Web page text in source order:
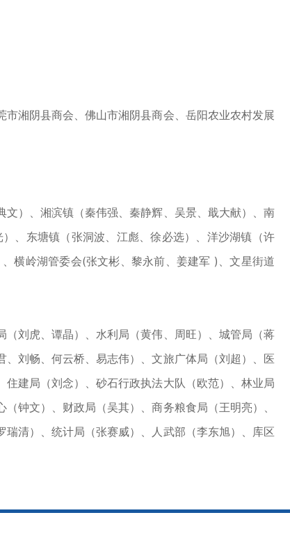
湘阴县商会、佛山市湘阴县商会、岳阳农业农村发展
）、湘滨镇（秦伟强、秦静辉、吴景、戢大献）、南
、东塘镇（张洞波、江彪、徐必选）、洋沙湖镇（许
横岭湖管委会(张文彬、黎永前、姜建军 )、文星街道
刘虎、谭晶）、水利局（黄伟、周旺）、城管局（蒋
刘畅、何云桥、易志伟）、文旅广体局（刘超）、医
建局（刘念）、砂石行政执法大队（欧范）、林业局
钟文）、财政局（吴其）、商务粮食局（王明亮）、
清）、统计局（张赛威）、人武部（李东旭）、库区